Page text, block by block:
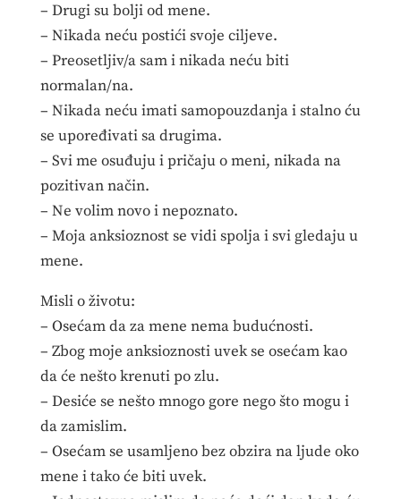
– Drugi su bolji od mene.
– Nikada neću postići svoje ciljeve.
– Preosetljiv/a sam i nikada neću biti
normalan/na.
– Nikada neću imati samopouzdanja i stalno ću
se upoređivati sa drugima.
– Svi me osuđuju i pričaju o meni, nikada na
pozitivan način.
– Ne volim novo i nepoznato.
– Moja anksioznost se vidi spolja i svi gledaju u
mene.
Misli o životu:
– Osećam da za mene nema budućnosti.
– Zbog moje anksioznosti uvek se osećam kao
da će nešto krenuti po zlu.
– Desiće se nešto mnogo gore nego što mogu i
da zamislim.
– Osećam se usamljeno bez obzira na ljude oko
mene i tako će biti uvek.